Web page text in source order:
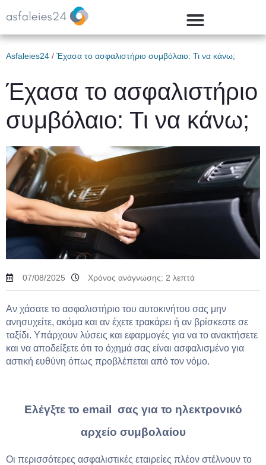
Asfaleies24 / Έχασα το ασφαλιστήριο συμβόλαιο: Τι να κάνω;
Έχασα το ασφαλιστήριο
συμβόλαιο: Τι να κάνω;
07/08/2025 Χρόνος ανάγνωσης: 2 λεπτά
Αν χάσατε το ασφαλιστήριο του αυτοκινήτου σας μην
ανησυχείτε, ακόμα και αν έχετε τρακάρει ή αν βρίσκεστε σε
ταξίδι. Υπάρχουν λύσεις και εφαρμογές για να το ανακτήσετε
και να αποδείξετε ότι το όχημά σας είναι ασφαλισμένο για
αστική ευθύνη όπως προβλέπεται από τον νόμο.
Ελέγξτε το email σας για το ηλεκτρονικό
αρχείο συμβολαίου
Οι περισσότερες ασφαλιστικές εταιρείες πλέον στέλνουν το